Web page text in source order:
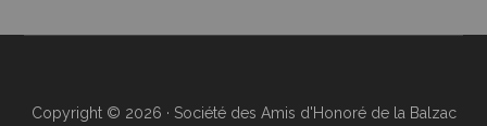
Copyright © 2026 · Société des Amis d'Honoré de la Balzac